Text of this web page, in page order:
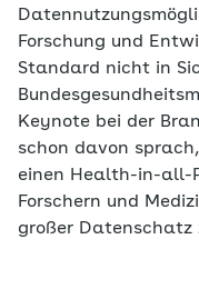
Forschung und
Standard nicht in
Keynote bei der
schon davon
einen Health-in-all-
Forschern und
großer Datenschatz